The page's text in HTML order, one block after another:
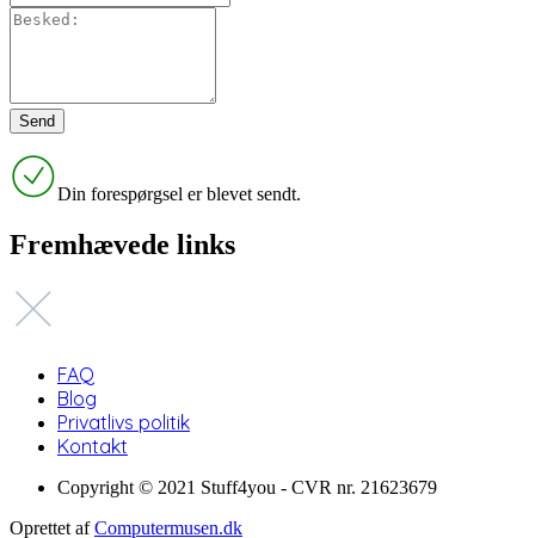
Din forespørgsel er blevet sendt.
Fremhævede links
FAQ
Blog
Privatlivs politik
Kontakt
Copyright © 2021 Stuff4you - CVR nr. 21623679
Oprettet afComputermusen.dk